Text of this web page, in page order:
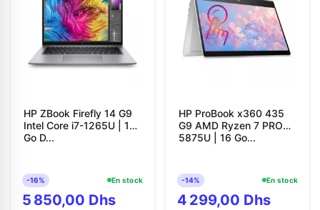
HP ZBook Firefly 14 G9
Intel Core i7-1265U | 16
Go D...
-16% En stock
5 850,00 Dhs
HP ProBook x360 435
G9 AMD Ryzen 7 PRO
5875U | 16 Go...
-14% En stock
4 299,00 Dhs